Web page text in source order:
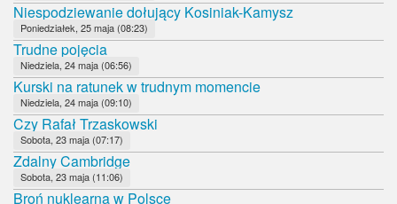
Niespodziewanie dołujący Kosiniak-Kamysz
Poniedziałek, 25 maja (08:23)
Trudne pojęcia
Niedziela, 24 maja (06:56)
Kurski na ratunek w trudnym momencie
Niedziela, 24 maja (09:10)
Czy Rafał Trzaskowski
Sobota, 23 maja (07:17)
Zdalny Cambridge
Sobota, 23 maja (11:06)
Broń nuklearna w Polsce